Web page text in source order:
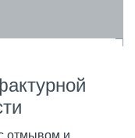
отмывом и